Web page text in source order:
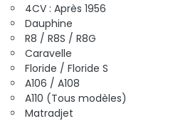
4CV : Après 1956
Dauphine
R8 / R8S / R8G
Caravelle
Floride / Floride S
A106 / A108
A110 (Tous modèles)
Matradjet